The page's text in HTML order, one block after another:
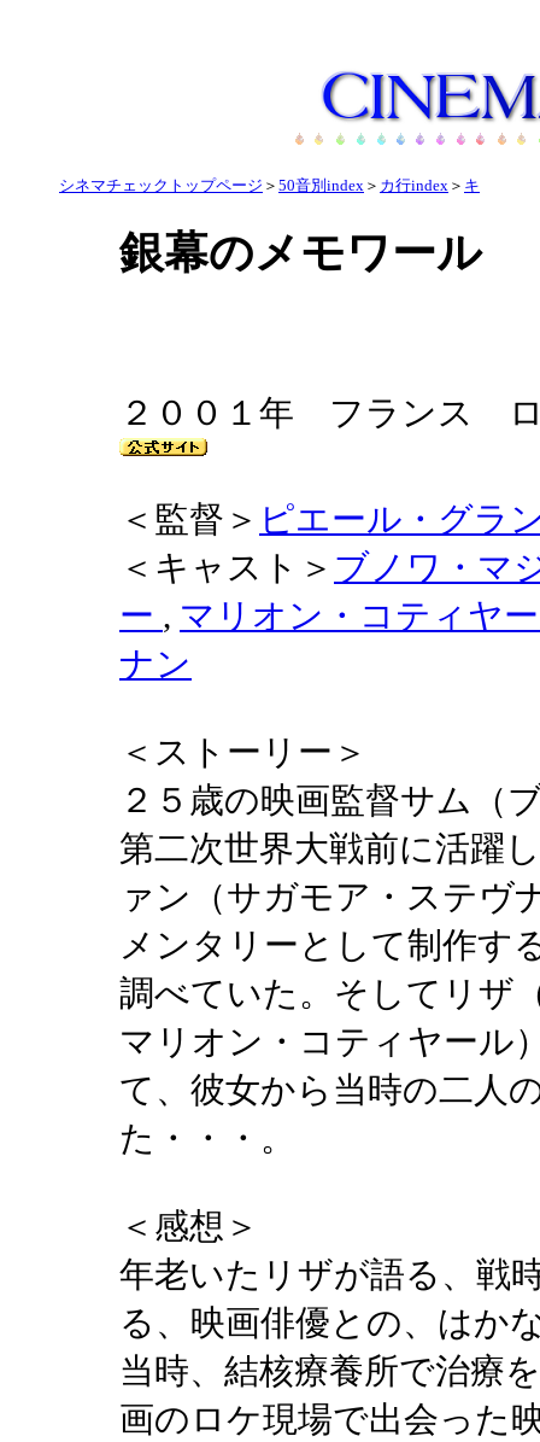
シネマチェックトップページ ＞ 50音別index ＞ カ行index ＞ キ
銀幕のメモワール
２００１年 フラン
＜監督＞ ピエール・グラ
＜キャスト＞ ブノワ・マ
ー , マリオン・コティヤ
ナン
＜ストーリー＞
２５歳の映画監督サム（
第二次世界大戦前に活躍
ァン（サガモア・ステヴ
メンタリーとして制作す
調べていた。そしてリザ
マリオン・コティヤール
て、彼女から当時の二人
た・・・。
＜感想＞
年老いたリザが語る、戦
る、映画俳優との、はか
当時、結核療養所で治療
画のロケ現場で出会った